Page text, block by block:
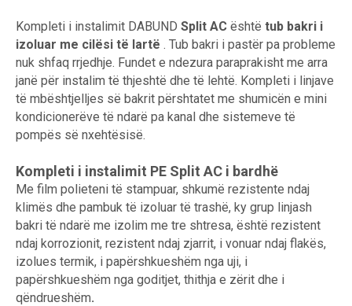
Kompleti i instalimit DABUND Split AC është tub bakri i
izoluar me cilësi të lartë . Tub bakri i pastër pa probleme
nuk shfaq rrjedhje. Fundet e ndezura paraprakisht me arra
janë për instalim të thjeshtë dhe të lehtë. Kompleti i linjave
të mbështjelljes së bakrit përshtatet me shumicën e mini
kondicionerëve të ndarë pa kanal dhe sistemeve të
pompës së nxehtësisë.
Kompleti i instalimit PE Split AC i bardhë
Me film polieteni të stampuar, shkumë rezistente ndaj
klimës dhe pambuk të izoluar të trashë, ky grup linjash
bakri të ndarë me izolim me tre shtresa, është rezistent
ndaj korrozionit, rezistent ndaj zjarrit, i vonuar ndaj flakës,
izolues termik, i papërshkueshëm nga uji, i
papërshkueshëm nga goditjet, thithja e zërit dhe i
qëndrueshëm.